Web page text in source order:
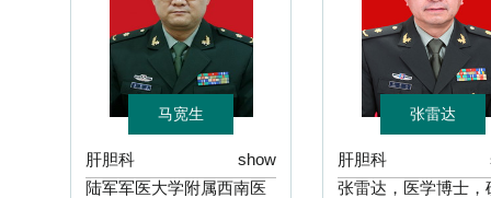
马宽生
肝胆科
show
陆军军医大学附属西南医
张雷达
肝胆科
张雷达，医学博士，